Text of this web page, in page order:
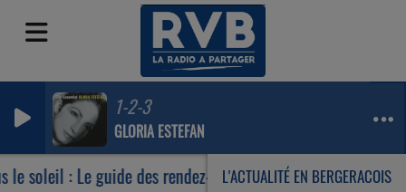
1-2-3
GLORIA ESTEFAN
L'ACTUALITÉ EN BERGERACOIS
le soleil : Le guide des rendez-vous incontournables de